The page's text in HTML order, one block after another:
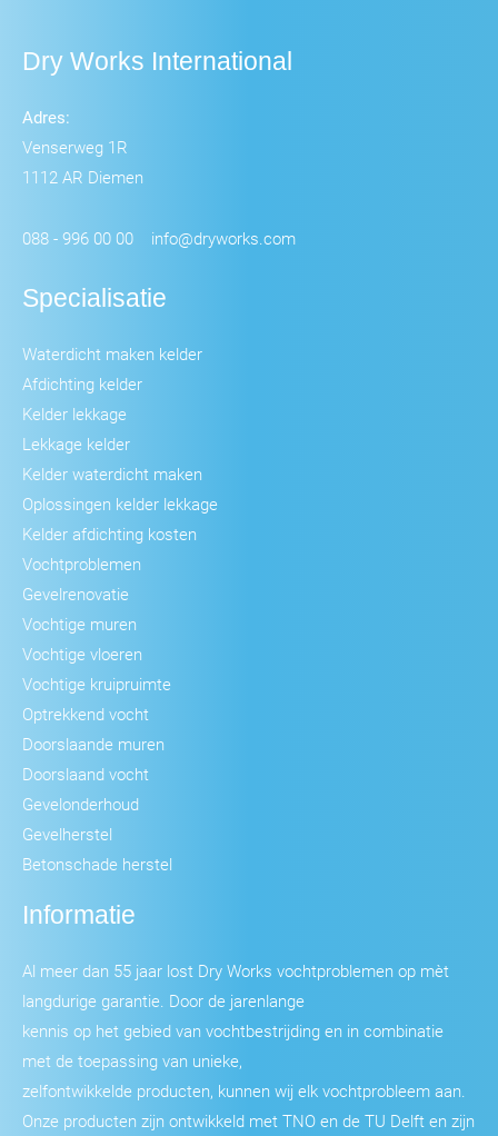
Dry Works International
Adres:
Venserweg 1R
1112 AR Diemen
088 - 996 00 00 info@dryworks.com
Specialisatie
Waterdicht maken kelder
Afdichting kelder
Kelder lekkage
Lekkage kelder
Kelder waterdicht maken
Oplossingen kelder lekkage
Kelder afdichting kosten
Vochtproblemen
Gevelrenovatie
Vochtige muren
Vochtige vloeren
Vochtige kruipruimte
Optrekkend vocht
Doorslaande muren
Doorslaand vocht
Gevelonderhoud
Gevelherstel
Betonschade herstel
Informatie
Al meer dan 55 jaar lost Dry Works vochtproblemen op mèt
langdurige garantie. Door de jarenlange
kennis op het gebied van vochtbestrijding en in combinatie
met de toepassing van unieke,
zelfontwikkelde producten, kunnen wij elk vochtprobleem aan.
Onze producten zijn ontwikkeld met TNO en de TU Delft en zijn